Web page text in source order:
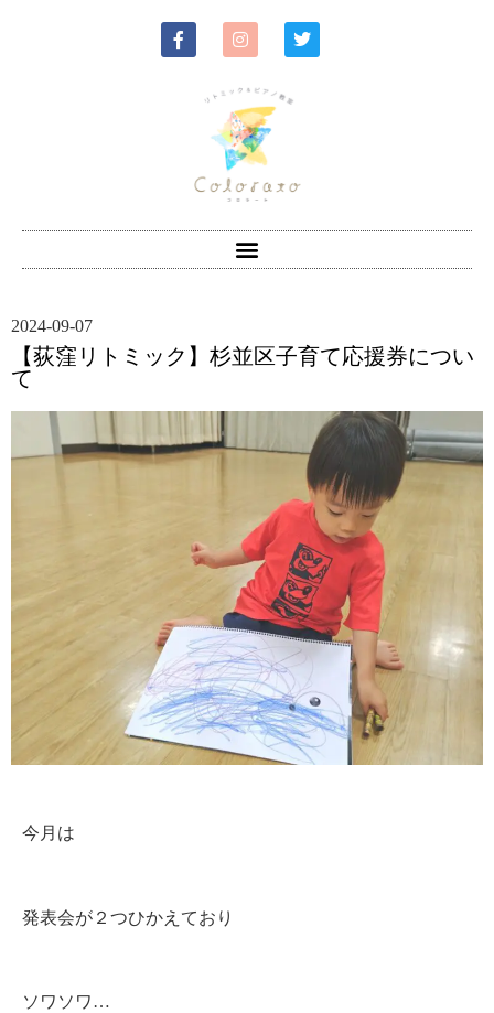
2024-09-07
【荻窪リトミック】杉並区子育て応援券につい
て
今月は
発表会が２つひかえており
ソワソワ…